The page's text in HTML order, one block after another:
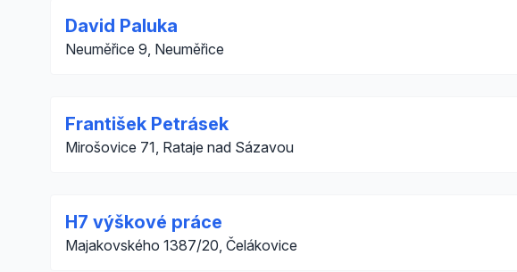
David Paluka
Neuměřice 9, Neuměřice
František Petrásek
Mirošovice 71, Rataje nad Sázavou
H7 výškové práce
Majakovského 1387/20, Čelákovice